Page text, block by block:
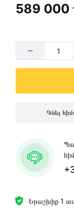
Երաշխիք 1
589 000
Գնել